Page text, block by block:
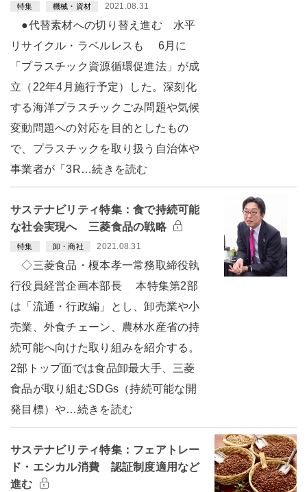
特集 機械・資材 2021.08.31
●代替素材への切り替え進む 水平
リサイクル・ラベルレスも 6月に
「プラスチック資源循環促進法」が成
立（22年4月施行予定）した。深刻化
する海洋プラスチックごみ問題や気候
変動問題への対応を目的としたもの
で、プラスチックを取り扱う自治体や
事業者が「3R…続きを読む
サステナビリティ特集：食で持続可能
な社会実現へ 三菱食品の戦略
特集 卸・商社 2021.08.31
◇三菱食品・榎本孝一常務取締役執
行役員経営企画本部長 本特集第2部
は「流通・行政編」とし、卸売業や小
売業、外食チェーン、農林水産省の持
続可能へ向けた取り組みを紹介する。
2部トップ面では食品卸最大手、三菱
食品が取り組むSDGs（持続可能な開
発目標）や…続きを読む
サステナビリティ特集：フェアトレー
ド・エシカル消費 認証制度適用など
進む